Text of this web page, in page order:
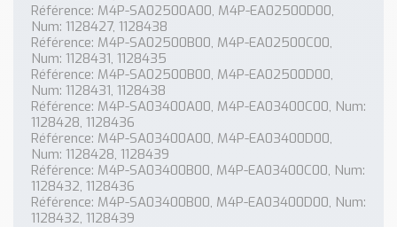
Référence: M4P-SA02500A00, M4P-EA02500D00,
Num: 1128427, 1128438
Référence: M4P-SA02500B00, M4P-EA02500C00,
Num: 1128431, 1128435
Référence: M4P-SA02500B00, M4P-EA02500D00,
Num: 1128431, 1128438
Référence: M4P-SA03400A00, M4P-EA03400C00, Num:
1128428, 1128436
Référence: M4P-SA03400A00, M4P-EA03400D00,
Num: 1128428, 1128439
Référence: M4P-SA03400B00, M4P-EA03400C00, Num:
1128432, 1128436
Référence: M4P-SA03400B00, M4P-EA03400D00, Num:
1128432, 1128439